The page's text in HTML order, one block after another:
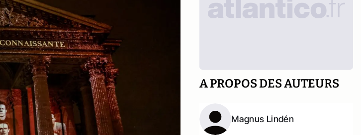
A PROPOS DES AUTEURS
Magnus Lindén